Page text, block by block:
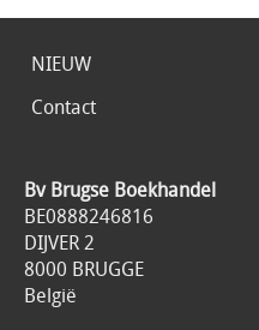
NIEUW
Contact
Bv Brugse Boekhandel
BE0888246816
DIJVER 2
8000 BRUGGE
België